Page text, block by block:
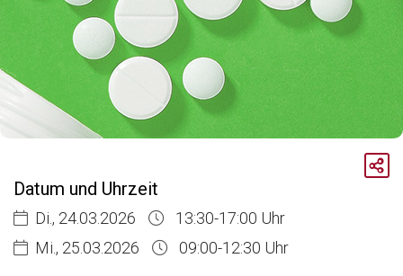
Aktuelle Veranstaltungen
Der Informationsbeauftragte und Compliance im Fokus
Datum und Uhrzeit
Di., 24.03.2026
13:30-17:00 Uhr
Mi., 25.03.2026
09:00-12:30 Uhr